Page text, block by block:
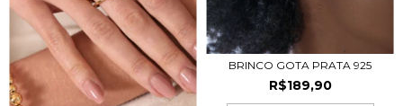
BRINCO GOTA PRATA 925
R$189,90